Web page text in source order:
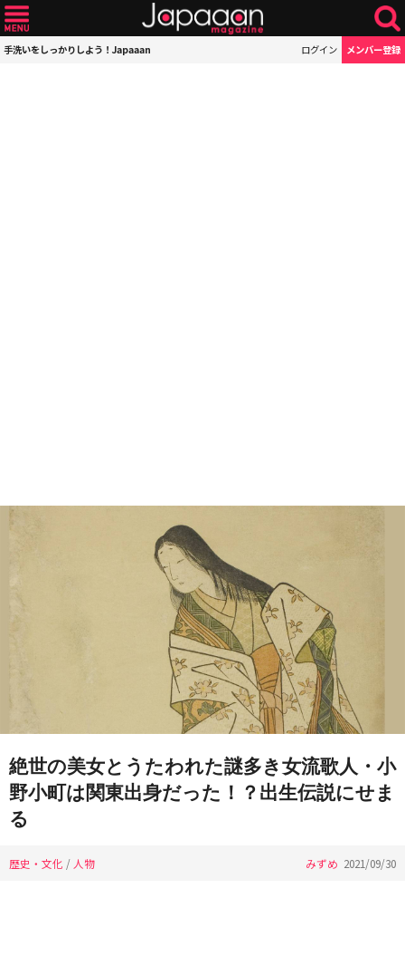
手洗いをしっかりしよう！Japaaan ログイン メンバー登録
絶世の美女とうたわれた謎多き女流歌人・小
野小町は関東出身だった！？出生伝説にせま
る
歴史・文化 / 人物 みずめ 2021/09/30